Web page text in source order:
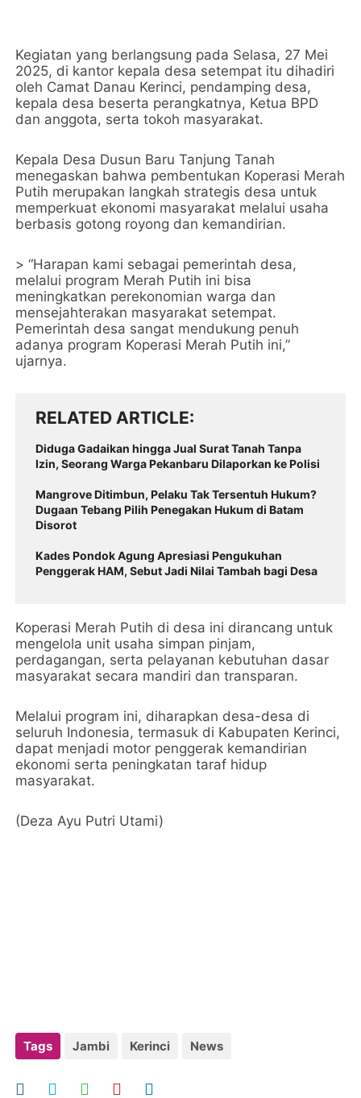
Kegiatan yang berlangsung pada Selasa, 27 Mei
2025, di kantor kepala desa setempat itu dihadiri
oleh Camat Danau Kerinci, pendamping desa,
kepala desa beserta perangkatnya, Ketua BPD
dan anggota, serta tokoh masyarakat.
Kepala Desa Dusun Baru Tanjung Tanah
menegaskan bahwa pembentukan Koperasi Merah
Putih merupakan langkah strategis desa untuk
memperkuat ekonomi masyarakat melalui usaha
berbasis gotong royong dan kemandirian.
> “Harapan kami sebagai pemerintah desa,
melalui program Merah Putih ini bisa
meningkatkan perekonomian warga dan
mensejahterakan masyarakat setempat.
Pemerintah desa sangat mendukung penuh
adanya program Koperasi Merah Putih ini,”
ujarnya.
RELATED ARTICLE
Diduga Gadaikan hingga Jual Surat Tanah Tanpa
Izin, Seorang Warga Pekanbaru Dilaporkan ke Polisi
Mangrove Ditimbun, Pelaku Tak Tersentuh Hukum?
Dugaan Tebang Pilih Penegakan Hukum di Batam
Disorot
Kades Pondok Agung Apresiasi Pengukuhan
Penggerak HAM, Sebut Jadi Nilai Tambah bagi Desa
Koperasi Merah Putih di desa ini dirancang untuk
mengelola unit usaha simpan pinjam,
perdagangan, serta pelayanan kebutuhan dasar
masyarakat secara mandiri dan transparan.
Melalui program ini, diharapkan desa-desa di
seluruh Indonesia, termasuk di Kabupaten Kerinci,
dapat menjadi motor penggerak kemandirian
ekonomi serta peningkatan taraf hidup
masyarakat.
(Deza Ayu Putri Utami)
Tags Jambi Kerinci News